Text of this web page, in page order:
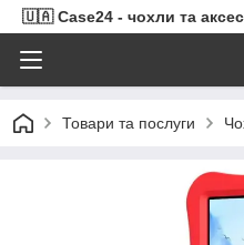
🇺🇦 Case24 - чохли та
Товари та послуги